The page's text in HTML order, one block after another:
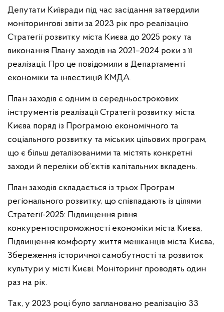
Депутати Київради під час засідання затвердили
моніторингові звіти за 2023 рік про реалізацію
Стратегії розвитку міста Києва до 2025 року та
виконання Плану заходів на 2021–2024 роки з її
реалізації. Про це повідомили в Департаменті
економіки та інвестицій КМДА.
План заходів є одним із середньострокових
інструментів реалізації Стратегії розвитку міста
Києва поряд із Програмою економічного та
соціального розвитку та міських цільових програм,
що є більш деталізованими та містять конкретні
заходи й переліки об’єктів капітальних вкладень.
План заходів складається із трьох Програм
регіонального розвитку, що співпадають із цілями
Стратегії-2025: Підвищення рівня
конкурентоспроможності економіки міста Києва,
Підвищення комфорту життя мешканців міста Києва,
Збереження історичної самобутності та розвиток
культури у місті Києві. Моніторинг проводять один
раз на рік.
Так, у 2023 році було заплановано реалізацію 33